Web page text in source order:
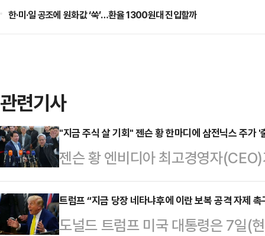
한·미·일 공조에 원화값 ‘쑥’…환율 1300원대 진입할까
관련기사
"지금 주식 살 기회" 젠슨 황 한마디에 삼전닉스 주가 '
젠슨 황 엔비디아 최고경영자
기회가 될 수 있다는 발언을 내놓았
삼성전자와 SK하이닉스 주가는 한
을 보였다.황 CEO는 8일 서울 종
트럼프 “지금 당장 네타냐후에 이란 보복 공격 자제 촉
도널드 트럼프 미국 대통령은 7일(